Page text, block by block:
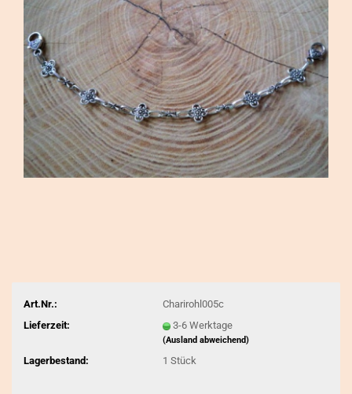
Art.Nr.:
Charirohl005c
Lieferzeit:
3-6 Werktage
(Ausland abweichend)
Lagerbestand: 1 Stück